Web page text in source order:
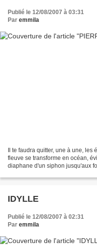
Publié le 12/08/2007 à 03:31
Par emmila
Il te faudra quitter, une à une, les
fleuve se transforme en océan,
diaphane d'un siphon jusqu'aux
IDYLLE
Publié le 12/08/2007 à 02:31
Par emmila